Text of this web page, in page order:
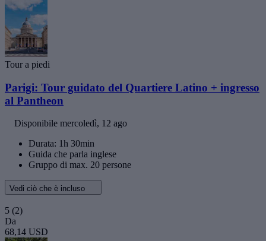
Tour a piedi
Parigi: Tour guidato del Quartiere Latino + ingresso
al Pantheon
Disponibile mercoledì, 12 ago
Durata: 1h 30min
Guida che parla inglese
Gruppo di max. 20 persone
Vedi ciò che è incluso
5 (2)
Da
68,14 USD